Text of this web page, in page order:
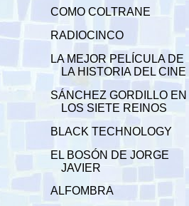
COMO COLTRANE
RADIOCINCO
LA MEJOR PELÍCULA DE
LA HISTORIA DEL CINE
SÁNCHEZ GORDILLO EN
LOS SIETE REINOS
BLACK TECHNOLOGY
EL BOSÓN DE JORGE
JAVIER
ALFOMBRA